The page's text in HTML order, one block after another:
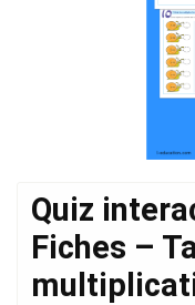
Quiz
Fiches –